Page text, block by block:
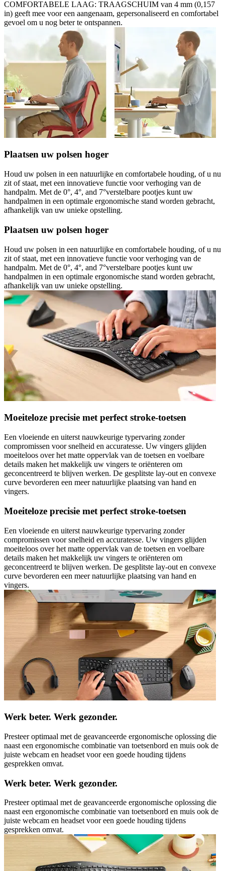
COMFORTABELE LAAG: TRAAGSCHUIM van 4 mm (0,157
in) geeft mee voor een aangenaam, gepersonaliseerd en comfortabel
gevoel om u nog beter te ontspannen.
Plaatsen uw polsen hoger
Houd uw polsen in een natuurlijke en comfortabele houding, of u nu
zit of staat, met een innovatieve functie voor verhoging van de
handpalm. Met de 0°, 4°, and 7°verstelbare pootjes kunt uw
handpalmen in een optimale ergonomische stand worden gebracht,
afhankelijk van uw unieke opstelling.
Plaatsen uw polsen hoger
Houd uw polsen in een natuurlijke en comfortabele houding, of u nu
zit of staat, met een innovatieve functie voor verhoging van de
handpalm. Met de 0°, 4°, and 7°verstelbare pootjes kunt uw
handpalmen in een optimale ergonomische stand worden gebracht,
afhankelijk van uw unieke opstelling.
Moeiteloze precisie met perfect stroke-toetsen
Een vloeiende en uiterst nauwkeurige typervaring zonder
compromissen voor snelheid en accuratesse. Uw vingers glijden
moeiteloos over het matte oppervlak van de toetsen en voelbare
details maken het makkelijk uw vingers te oriënteren om
geconcentreerd te blijven werken. De gesplitste lay-out en convexe
curve bevorderen een meer natuurlijke plaatsing van hand en
vingers.
Moeiteloze precisie met perfect stroke-toetsen
Een vloeiende en uiterst nauwkeurige typervaring zonder
compromissen voor snelheid en accuratesse. Uw vingers glijden
moeiteloos over het matte oppervlak van de toetsen en voelbare
details maken het makkelijk uw vingers te oriënteren om
geconcentreerd te blijven werken. De gesplitste lay-out en convexe
curve bevorderen een meer natuurlijke plaatsing van hand en
vingers.
Werk beter. Werk gezonder.
Presteer optimaal met de geavanceerde ergonomische oplossing die
naast een ergonomische combinatie van toetsenbord en muis ook de
juiste webcam en headset voor een goede houding tijdens
gesprekken omvat.
Werk beter. Werk gezonder.
Presteer optimaal met de geavanceerde ergonomische oplossing die
naast een ergonomische combinatie van toetsenbord en muis ook de
juiste webcam en headset voor een goede houding tijdens
gesprekken omvat.